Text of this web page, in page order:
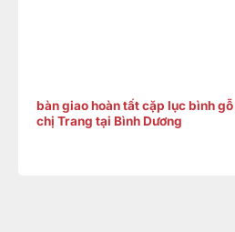
bàn giao hoàn tất cặp lục bình
chị Trang tại Bình Dương